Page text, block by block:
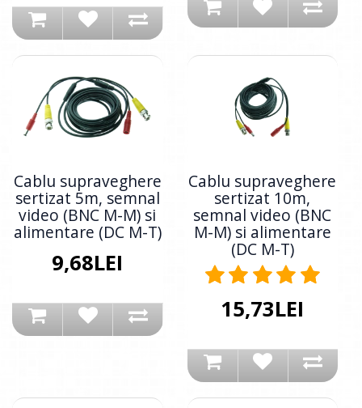
Cablu supraveghere
sertizat 5m, semnal
video (BNC M-M) si
alimentare (DC M-T)
9,68LEI
Cablu supraveghere
sertizat 10m,
semnal video (BNC
M-M) si alimentare
(DC M-T)
15,73LEI